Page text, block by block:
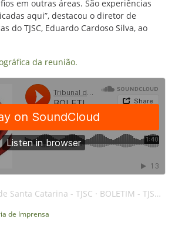
em outras áreas. São experiências
aqui”, destacou o diretor de
do TJSC, Eduardo Cardoso Silva, ao
da reunião.
Santa Catarina - TJSC · BOLETIM - TJSC - 13SET24 - FISCAIS - AI
de Imprensa